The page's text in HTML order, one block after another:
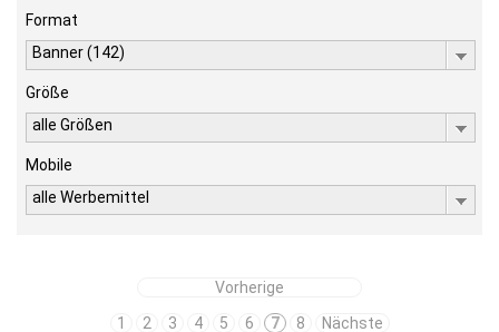
Format
Banner (142)
Größe
alle Größen
Mobile
alle Werbemittel
Vorherige
1
2 3 4 5 6 7 8 Nächste